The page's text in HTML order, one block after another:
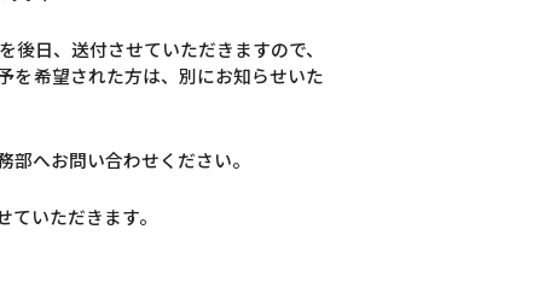
日、送付させていただきますので、
を希望された方は、別にお知らせいた
へお問い合わせください。
いただきます。